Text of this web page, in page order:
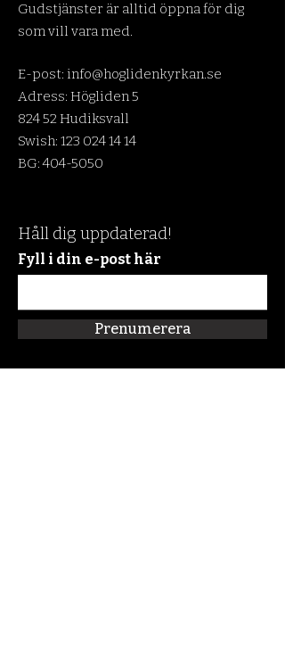
Gudstjänster är alltid öppna för dig
som vill vara med.
E-post: info@hoglidenkyrkan.se
Adress: Högliden 5
824 52 Hudiksvall
Swish: 123 024 14 14
BG:404-5050
Håll dig uppdaterad!
Fyll i din e-post här
Prenumerera